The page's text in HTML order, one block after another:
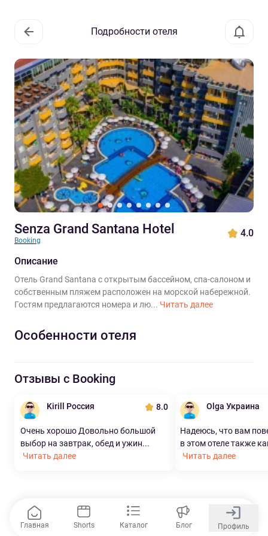
Подробности отеля
Senza Grand Santana Hotel
Booking
4.0
Описание
Отель Grand Santana с открытым бассейном, спа-салоном и
собственным пляжем расположен на морской набережной.
Гостям предлагаются номера и лю... Читать далее
Особенности отеля
Отзывы с Booking
Kirill Россия 8.0
Очень хорошо Довольно большой
выбор на завтрак, обед и ужин...
Читать далее
Olga Украина
Надеюсь, что вам
в этом отеле также
Читать далее
Главная Shorts Каталог Блог Профиль